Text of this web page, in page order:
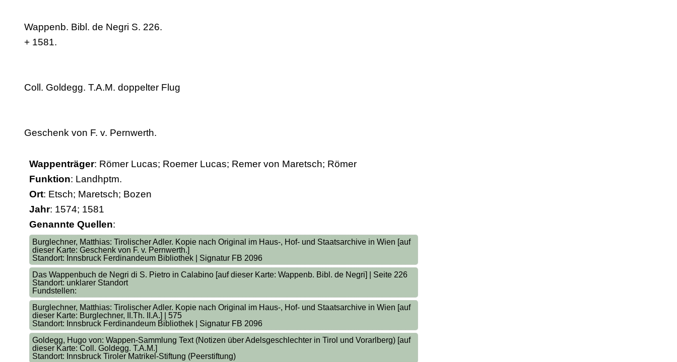
Wappenb. Bibl. de Negri S. 226.
+ 1581.
Coll. Goldegg. T.A.M. doppelter Flug
Geschenk von F. v. Pernwerth.
Wappenträger: Römer Lucas; Roemer Lucas; Remer von Maretsch; Römer
Funktion: Landhptm.
Ort: Etsch; Maretsch; Bozen
Jahr: 1574; 1581
Genannte Quellen:
Burglechner, Matthias: Tirolischer Adler. Kopie nach Original im Haus-, Hof- und Staatsarchive in Wien [auf
dieser Karte: Geschenk von F. v. Pernwerth.]
Standort: Innsbruck Ferdinandeum Bibliothek | Signatur FB 2096
Das Wappenbuch de Negri di S. Pietro in Calabino [auf dieser Karte: Wappenb. Bibl. de Negri] | Seite 226
Standort: unklarer Standort
Fundstellen:
Burglechner, Matthias: Tirolischer Adler. Kopie nach Original im Haus-, Hof- und Staatsarchive in Wien [auf
dieser Karte: Burglechner, II.Th. II.A.] | 575
Standort: Innsbruck Ferdinandeum Bibliothek | Signatur FB 2096
Goldegg, Hugo von: Wappen-Sammlung Text (Notizen über Adelsgeschlechter in Tirol und Vorarlberg) [auf
dieser Karte: Coll. Goldegg. T.A.M.]
Standort: Innsbruck Tiroler Matrikel-Stiftung (Peerstiftung)